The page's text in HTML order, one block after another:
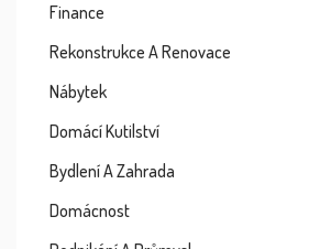
Finance
Rekonstrukce A Renovace
Nábytek
Domácí Kutilství
Bydlení A Zahrada
Domácnost